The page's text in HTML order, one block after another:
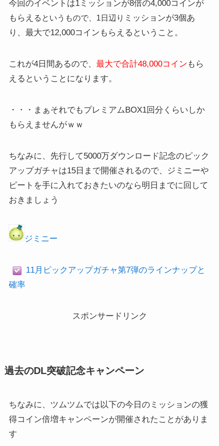
今回のイベントは1ミッションが8倍の4,000コインが
もらえ るというもので、1日辺り ミッションが3個あ
り、最大で12,000コインもらえるということ。
これが4日間あるので、 最大で合計48,000コイン もら
えるということになります。
・・・まぁそれでもプレミアムBOX1回分くらいしか
もらえませんがｗｗ
ちなみに、先行して5000万ダウンロード記念のピック
アップガチャは15日まで開催されるので、ジミニーや
ピートを手に入れておきたいのなら明日までに回して
おきましょう
ジミニー
11月ピックアップガチャ第7弾のラインナップと
確率
スポンサードリンク
過去のDL突破記念キャンペーン
ちなみに、ツムツムでは以下の今日のミッションの獲
得コイン倍増キャンペーンが開催されたことがありま
す